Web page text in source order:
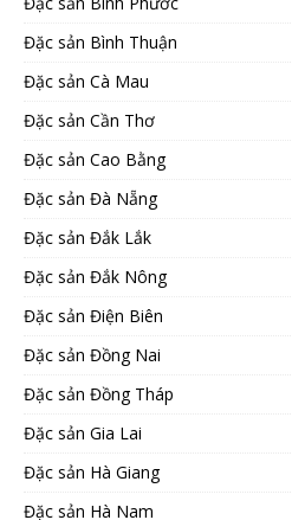
Đặc sản Bình Thuận
Đặc sản Cà Mau
Đặc sản Cần Thơ
Đặc sản Cao Bằng
Đặc sản Đà Nẵng
Đặc sản Đắk Lắk
Đặc sản Đắk Nông
Đặc sản Điện Biên
Đặc sản Đồng Nai
Đặc sản Đồng Tháp
Đặc sản Gia Lai
Đặc sản Hà Giang
Đặc sản Hà Nam